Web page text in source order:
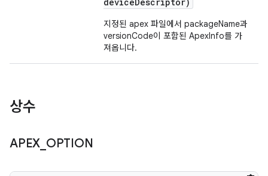
지정된 apex 파일에서 packageName과
versionCode이 포함된 ApexInfo를 가
져옵니다.
상수
APEX OPTION